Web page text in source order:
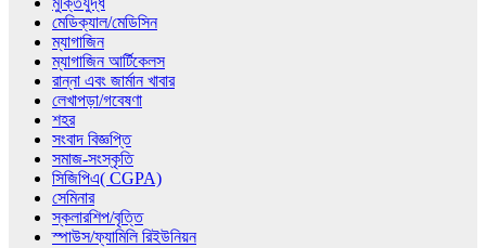
মেডিক্যাল/মেডিসিন
ম্যাগাজিন
ম্যাগাজিন আর্টিকেলস
রান্না এবং জার্মান খাবার
লেখাপড়া/গবেষণা
শহর
সংবাদ বিজ্ঞপ্তি
সমাজ-সংস্কৃতি
সিজিপিএ( CGPA)
সেমিনার
স্কলারশিপ/বৃত্তি
স্পাউস/ফ্যামিলি রিইউনিয়ন